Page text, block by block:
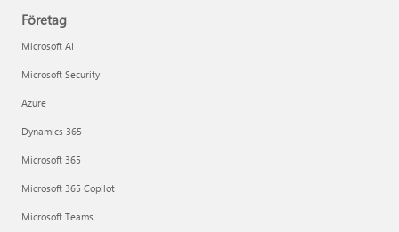
Företag
Microsoft AI
Microsoft Security
Azure
Dynamics 365
Microsoft 365
Microsoft 365 Copilot
Microsoft Teams